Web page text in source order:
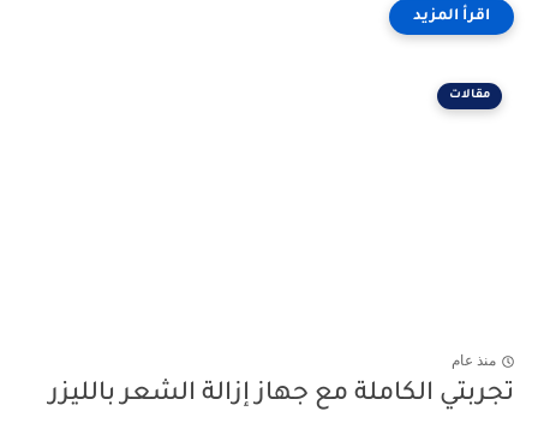
مقالات
منذ عام
تجربتي الكاملة مع جهاز إزالة الشعر بالليزر